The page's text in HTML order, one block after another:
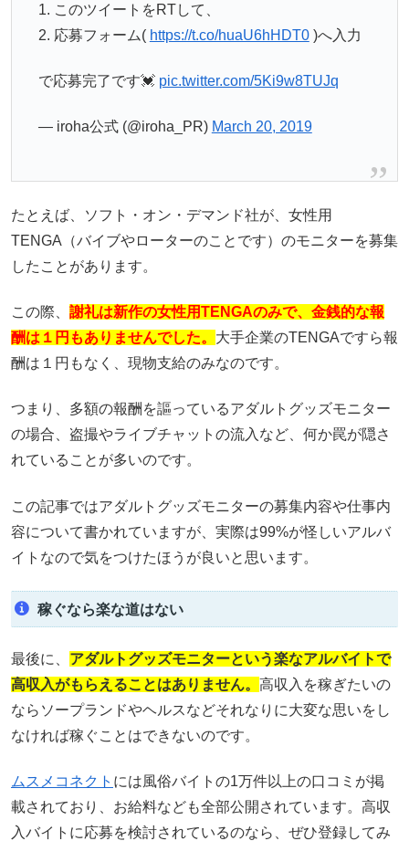
1. このツイートをRTして、
2. 応募フォーム( https://t.co/huaU6hHDT0)へ入力
で応募完了です💓 pic.twitter.com/5Ki9w8TUJq
— iroha公式 (@iroha_PR) March 20, 2019
たとえば、ソフト・オン・デマンド社が、女性用
TENGA（バイブやローターのことです）のモニターを募集
したことがあります。
この際、 謝礼は新作の女性用TENGAのみで、金銭的な報
酬は１円もありませんでした。 大手企業のTENGAですら報
酬は１円もなく、現物支給のみなのです。
つまり、多額の報酬を謳っているアダルトグッズモニター
の場合、盗撮やライブチャットの流入など、何か罠が隠さ
れていることが多いのです。
この記事ではアダルトグッズモニターの募集内容や仕事内
容について書かれていますが、実際は99%が怪しいアルバ
イトなので気をつけたほうが良いと思います。
稼ぐなら楽な道はない
最後に、 アダルトグッズモニターという楽なアルバイトで
高収入がもらえることはありません。 高収入を稼ぎたいの
ならソープランドやヘルスなどそれなりに大変な思いをし
なければ稼ぐことはできないのです。
ムスメコネクト には風俗バイトの1万件以上の口コミが掲
載されており、お給料なども全部公開されています。高収
入バイトに応募を検討されているのなら、ぜひ登録してみ